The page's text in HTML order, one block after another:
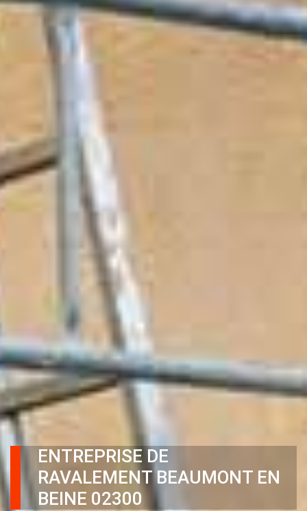
ENTREPRISE DE
RAVALEMENT BEAUMONT EN
BEINE 02300